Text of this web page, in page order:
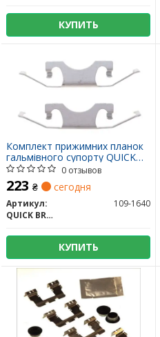
КУПИТЬ
Комплект прижимних планок
гальмівного супорту QUICK
BRAKE 109-16400 отзывов
223 ₴ сегодня
Артикул:
109-1640
QUICK BRAKE
КУПИТЬ